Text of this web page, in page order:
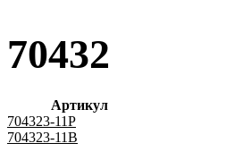
70432
Артикул
704323-11P
704323-11B